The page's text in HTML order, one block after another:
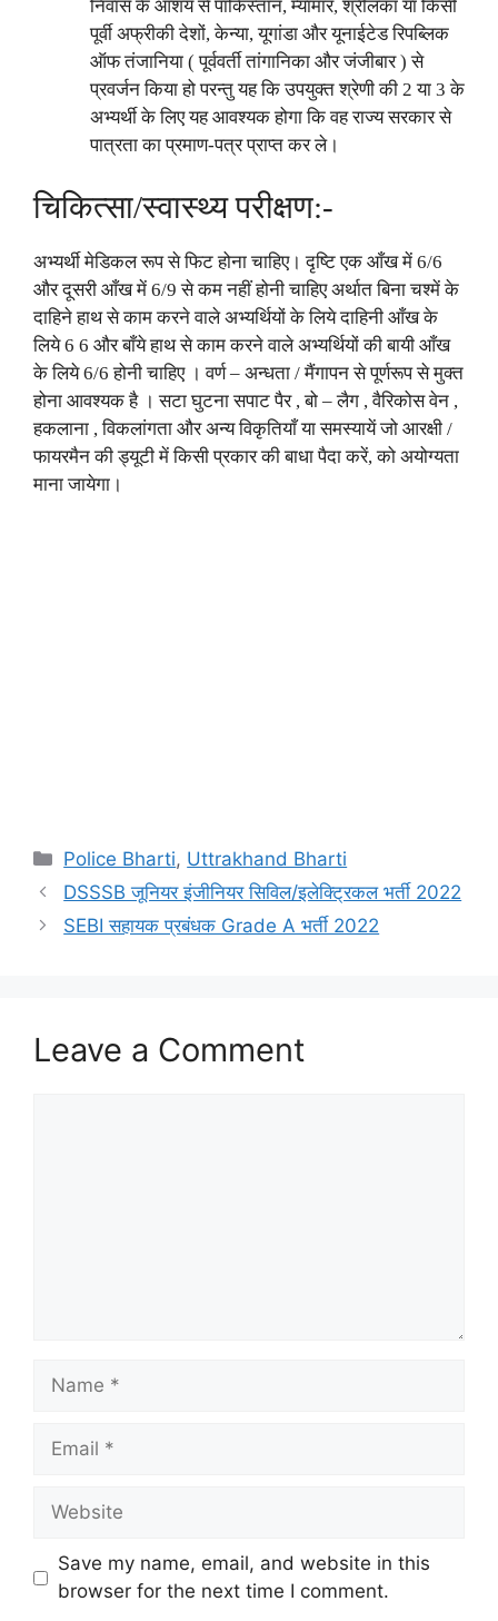
निवास के आशय से पाकिस्तान, म्यांमार, श्रीलंका या किसी
पूर्वी अफ्रीकी देशों, केन्या, यूगांडा और यूनाईटेड रिपब्लिक
ऑफ तंजानिया ( पूर्ववर्ती तांगानिका और जंजीबार ) से
प्रवर्जन किया हो परन्तु यह कि उपयुक्त श्रेणी की 2 या 3 के
अभ्यर्थी के लिए यह आवश्यक होगा कि वह राज्य सरकार से
पात्रता का प्रमाण-पत्र प्राप्त कर ले।
चिकित्सा/स्वास्थ्य परीक्षण:-
अभ्यर्थी मेडिकल रूप से फिट होना चाहिए। दृष्टि एक आँख में 6/6
और दूसरी आँख में 6/9 से कम नहीं होनी चाहिए अर्थात बिना चश्में के
दाहिने हाथ से काम करने वाले अभ्यर्थियों के लिये दाहिनी आँख के
लिये 6 6 और बाँये हाथ से काम करने वाले अभ्यर्थियों की बायी आँख
के लिये 6/6 होनी चाहिए । वर्ण – अन्धता / मैंगापन से पूर्णरूप से मुक्त
होना आवश्यक है । सटा घुटना सपाट पैर , बो – लैग , वैरिकोस वेन ,
हकलाना , विकलांगता और अन्य विकृतियाँ या समस्यायें जो आरक्षी /
फायरमैन की ड्यूटी में किसी प्रकार की बाधा पैदा करें, को अयोग्यता
माना जायेगा।
Categories
Police Bharti, Uttrakhand Bharti
DSSSB जूनियर इंजीनियर सिविल/इलेक्ट्रिकल भर्ती 2022
SEBI सहायक प्रबंधक Grade A भर्ती 2022
Leave a Comment
Name
Email
Website
Save my name, email, and website in this
browser for the next time I comment.